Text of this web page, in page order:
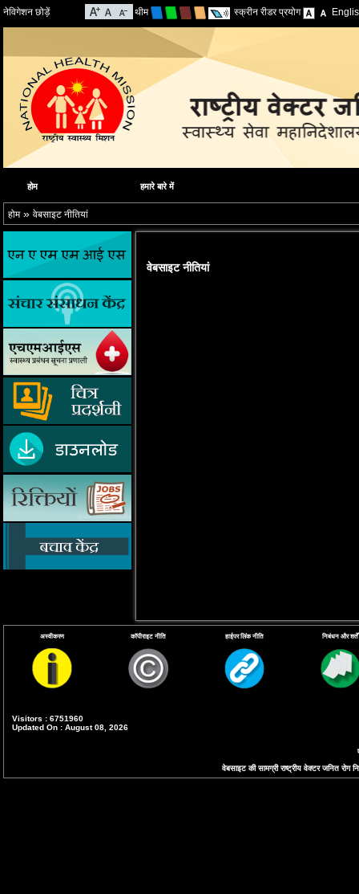
नेविगेशन छोड़ें थीम स्क्रीन रीडर प्रयोग
होम हमारे बारे में
होम» वेबसाइट नीतियां
वेबसाइट नीतियां
अस्वीकरण कॉपीराइट नीति हाईपर लिंक नीति निबंधन और शर्तें
Visitors : 6751960
Updated On : August 08, 2026
वेबसाइट की सामग्री राष्ट्रीय वेक्टर जनित रोग